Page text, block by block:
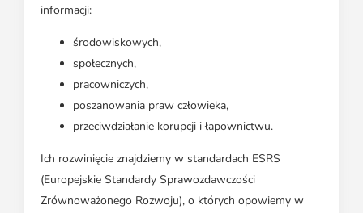
informacji:
środowiskowych,
społecznych,
pracowniczych,
poszanowania praw człowieka,
przeciwdziałanie korupcji i łapownictwu.
Ich rozwinięcie znajdziemy w standardach ESRS
(Europejskie Standardy Sprawozdawczości
Zrównoważonego Rozwoju), o których opowiemy w